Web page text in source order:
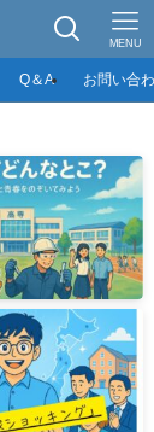
MENU
Q＆A お問い合